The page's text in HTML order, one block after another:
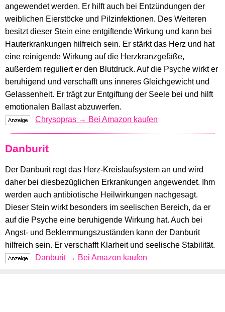
angewendet werden. Er hilft auch bei Entzündungen der
weiblichen Eierstöcke und Pilzinfektionen. Des Weiteren
besitzt dieser Stein eine entgiftende Wirkung und kann bei
Hauterkrankungen hilfreich sein. Er stärkt das Herz und hat
eine reinigende Wirkung auf die Herzkranzgefäße,
außerdem reguliert er den Blutdruck. Auf die Psyche wirkt er
beruhigend und verschafft uns inneres Gleichgewicht und
Gelassenheit. Er trägt zur Entgiftung der Seele bei und hilft
emotionalen Ballast abzuwerfen.
Chrysopras → Bei Amazon kaufen
Danburit
Der Danburit regt das Herz-Kreislaufsystem an und wird
daher bei diesbezüglichen Erkrankungen angewendet. Ihm
werden auch antibiotische Heilwirkungen nachgesagt.
Dieser Stein wirkt besonders im seelischen Bereich, da er
auf die Psyche eine beruhigende Wirkung hat. Auch bei
Angst- und Beklemmungszuständen kann der Danburit
hilfreich sein. Er verschafft Klarheit und seelische Stabilität.
Danburit → Bei Amazon kaufen